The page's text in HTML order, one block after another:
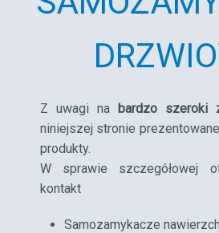
Z uwagi na bardzo szeroki
niniejszej stronie
produkty.
W sprawie szczegółowej
kontakt
Samozamykacze